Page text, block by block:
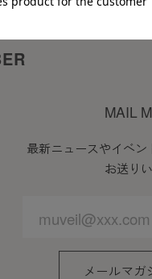
は、会員に対し随
したものとみなしま
スワードが必要にな
MAIL
最新ニュースやイベ
お送り
メールマガ